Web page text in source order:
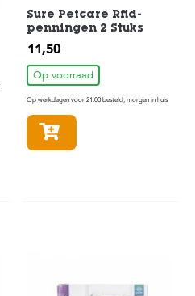
Sure Petcare Rfid-
penningen 2 Stuks
11,50
Op voorraad
Op werkdagen voor 21:00 besteld, morgen in huis